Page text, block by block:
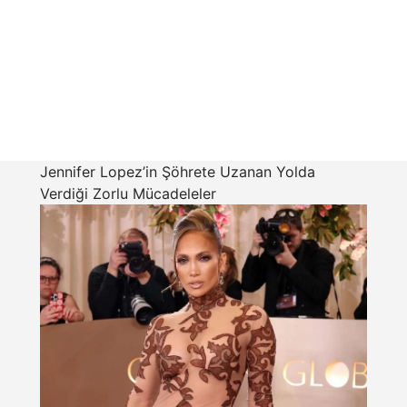
Jennifer Lopez’in Şöhrete Uzanan Yolda
Verdiği Zorlu Mücadeleler